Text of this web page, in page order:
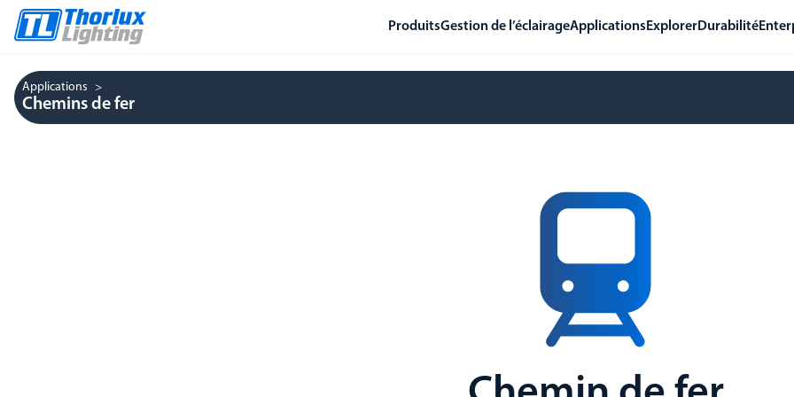
ProduitsGestion de l’éclairageApplications ExplorerDurabilité
Applications
Chemins de fer